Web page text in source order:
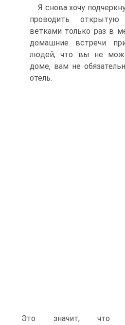
Я снова хочу
проводить
ветками только раз в
домашние встречи
людей, что вы не
доме, вам не
отель.
Это значит, что